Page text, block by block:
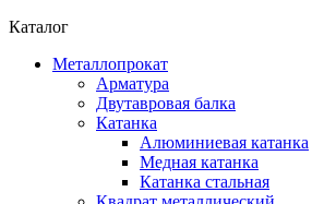
Каталог
Металлопрокат
Арматура
Двутавровая балка
Катанка
Алюминиевая катанка
Медная катанка
Катанка стальная